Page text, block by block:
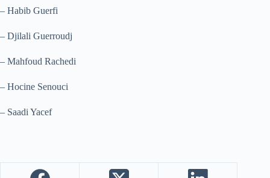
– Habib Guerfi
– Djilali Guerroudj
– Mahfoud Rachedi
– Hocine Senouci
– Saadi Yacef